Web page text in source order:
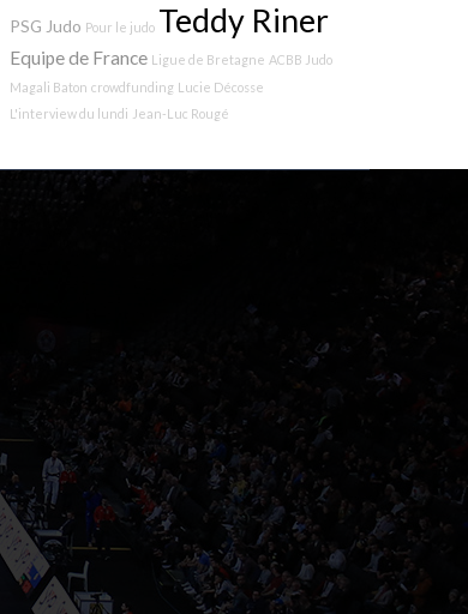
PSG Judo Pour le judo Teddy Riner
Equipe de France Ligue de Bretagne ACBB Judo
Magali Baton crowdfunding Lucie Décosse
L'interview du lundi Jean-Luc Rougé